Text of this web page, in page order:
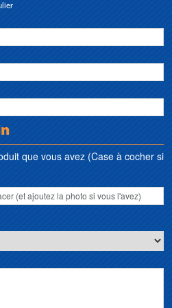
que vous avez (Case à cocher si